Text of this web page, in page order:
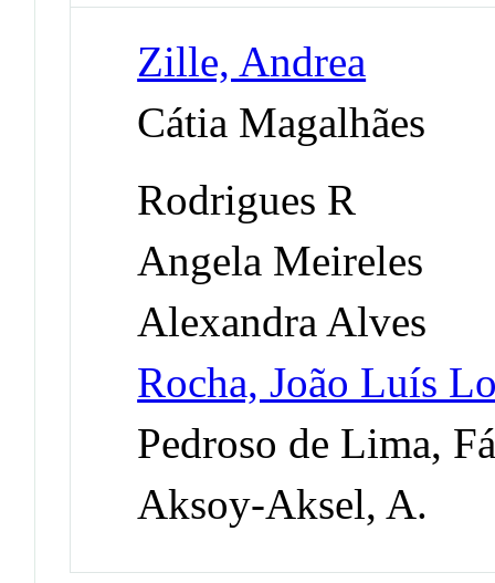
Zille, Andrea
Cátia Magalhães
Rodrigues R
Angela Meireles
Alexandra Alves
Rocha, João Luís
Pedroso de Lima,
Aksoy-Aksel, A.